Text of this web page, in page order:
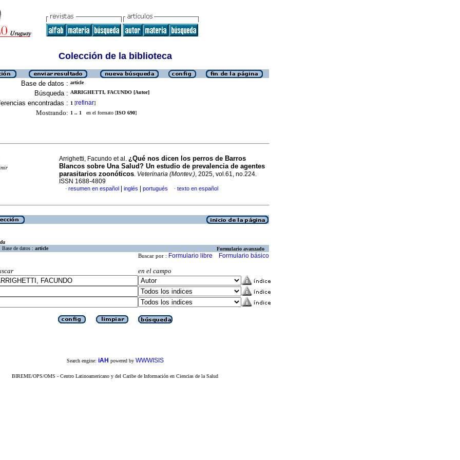
Colección de la biblioteca
Base de datos : article
Búsqueda : ARRIGHETTI, FACUNDO [Autor]
encontradas : 1 [refinar]
Mostrando: 1 .. 1 en el formato [ISO 690]
Arrighetti, Facundo et al. ¿Qué nos dicen los perros de Barros
Blancos sobre Una Salud? Un estudio de prevalencia de agentes
parasitarios zoonóticos. Veterinaria (Montev.), 2025, vol.61, no.224.
ISSN 1688-4809
· resumen en español inglés portugués · texto en español
Base de datos : article Formulario avanzado
Buscar por : Formulario libre Formulario básico
en el campo
Search engine: iAH powered by WWWISIS
BIREME/OPS/OMS - Centro Latinoamericano y del Caribe de Información en Ciencias de la Salud